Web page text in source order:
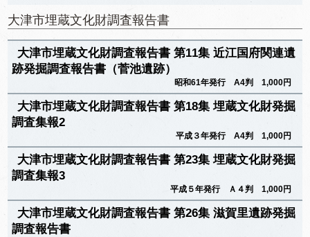
大津市埋蔵文化財調査報告書
大津市埋蔵文化財調査報告書 第11集 近江国府関連遺
跡発掘調査報告書（菅池遺跡）
昭和61年発行 A4判 1,000円
大津市埋蔵文化財調査報告書 第18集 埋蔵文化財発掘
調査集報2
平成３年発行 A4判 1,000円
大津市埋蔵文化財調査報告書 第23集 埋蔵文化財発掘
調査集報3
平成５年発行 Ａ４判 1,000円
大津市埋蔵文化財調査報告書 第26集 滋賀里遺跡発掘
調査報告書